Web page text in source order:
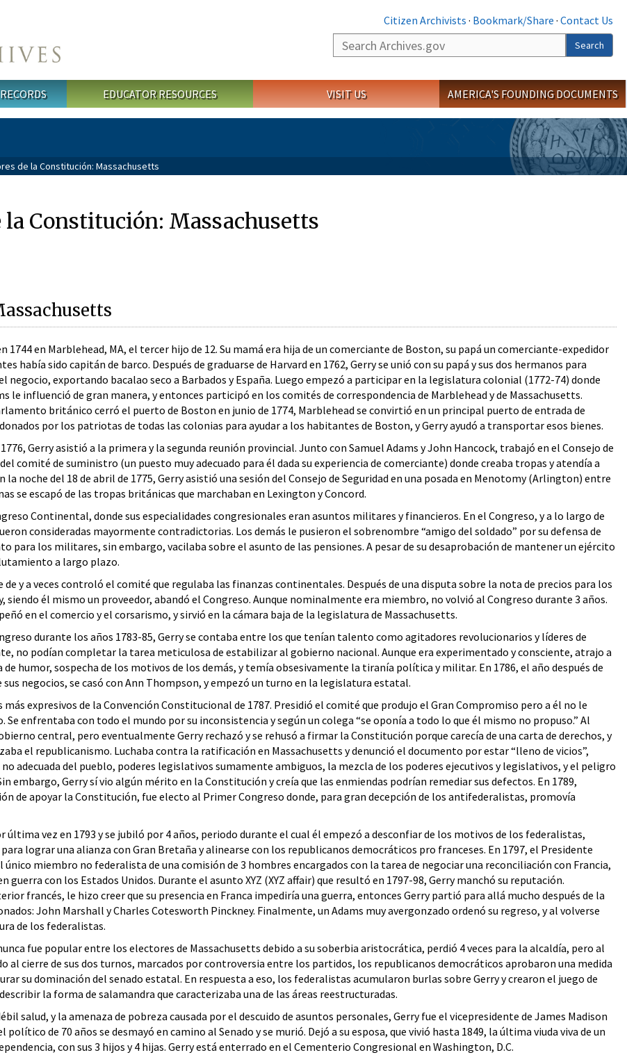
Citizen Archivists · Bookmark/Share · Contact Us
Search
Search
EDUCATOR RESOURCES VISIT US AMERICA'S FOUNDING DOCUMENTS
de la Constitución: Massachusetts
la Constitución: Massachusetts
1744 en Marblehead, MA, el tercer hijo de 12. Su mamá era hija de un comerciante de Boston, su papá un comerciante-expedidor
había sido capitán de barco. Después de graduarse de Harvard en 1762, Gerry se unió con su papá y sus dos hermanos para
negocio, exportando bacalao seco a Barbados y España. Luego empezó a participar en la legislatura colonial (1772-74) donde
le influenció de gran manera, y entonces participó en los comités de correspondencia de Marblehead y de Massachusetts.
británico cerró el puerto de Boston en junio de 1774, Marblehead se convirtió en un principal puerto de entrada de
por los patriotas de todas las colonias para ayudar a los habitantes de Boston, y Gerry ayudó a transportar esos bienes.
Gerry asistió a la primera y la segunda reunión provincial. Junto con Samuel Adams y John Hancock, trabajó en el Consejo de
comité de suministro (un puesto muy adecuado para él dada su experiencia de comerciante) donde creaba tropas y atendía a
noche del 18 de abril de 1775, Gerry asistió una sesión del Consejo de Seguridad en una posada en Menotomy (Arlington) entre
se escapó de las tropas británicas que marchaban en Lexington y Concord.
Continental, donde sus especialidades congresionales eran asuntos militares y financieros. En el Congreso, y a lo largo de
consideradas mayormente contradictorias. Los demás le pusieron el sobrenombre “amigo del soldado” por su defensa de
para los militares, sin embargo, vacilaba sobre el asunto de las pensiones. A pesar de su desaprobación de mantener un ejército
a largo plazo.
y a veces controló el comité que regulaba las finanzas continentales. Después de una disputa sobre la nota de precios para los
siendo él mismo un proveedor, abandó el Congreso. Aunque nominalmente era miembro, no volvió al Congreso durante 3 años.
en el comercio y el corsarismo, y sirvió en la cámara baja de la legislatura de Massachusetts.
durante los años 1783-85, Gerry se contaba entre los que tenían talento como agitadores revolucionarios y líderes de
no podían completar la tarea meticulosa de estabilizar al gobierno nacional. Aunque era experimentado y consciente, atrajo a
humor, sospecha de los motivos de los demás, y temía obsesivamente la tiranía política y militar. En 1786, el año después de
sus negocios, se casó con Ann Thompson, y empezó un turno en la legislatura estatal.
más expresivos de la Convención Constitucional de 1787. Presidió el comité que produjo el Gran Compromiso pero a él no le
enfrentaba con todo el mundo por su inconsistencia y según un colega “se oponía a todo lo que él mismo no propuso.” Al
central, pero eventualmente Gerry rechazó y se rehusó a firmar la Constitución porque carecía de una carta de derechos, y
el republicanismo. Luchaba contra la ratificación en Massachusetts y denunció el documento por estar “lleno de vicios”,
adecuada del pueblo, poderes legislativos sumamente ambiguos, la mezcla de los poderes ejecutivos y legislativos, y el peligro
embargo, Gerry sí vio algún mérito en la Constitución y creía que las enmiendas podrían remediar sus defectos. En 1789,
de apoyar la Constitución, fue electo al Primer Congreso donde, para gran decepción de los antifederalistas, promovía
última vez en 1793 y se jubiló por 4 años, periodo durante el cual él empezó a desconfiar de los motivos de los federalistas,
lograr una alianza con Gran Bretaña y alinearse con los republicanos democráticos pro franceses. En 1797, el Presidente
miembro no federalista de una comisión de 3 hombres encargados con la tarea de negociar una reconciliación con Francia,
guerra con los Estados Unidos. Durante el asunto XYZ (XYZ affair) que resultó en 1797-98, Gerry manchó su reputación.
francés, le hizo creer que su presencia en Franca impediría una guerra, entonces Gerry partió para allá mucho después de la
John Marshall y Charles Cotesworth Pinckney. Finalmente, un Adams muy avergonzado ordenó su regreso, y al volverse
de los federalistas.
fue popular entre los electores de Massachusetts debido a su soberbia aristocrática, perdió 4 veces para la alcaldía, pero al
al cierre de sus dos turnos, marcados por controversia entre los partidos, los republicanos democráticos aprobaron una medida
su dominación del senado estatal. En respuesta a eso, los federalistas acumularon burlas sobre Gerry y crearon el juego de
la forma de salamandra que caracterizaba una de las áreas reestructuradas.
salud, y la amenaza de pobreza causada por el descuido de asuntos personales, Gerry fue el vicepresidente de James Madison
político de 70 años se desmayó en camino al Senado y se murió. Dejó a su esposa, que vivió hasta 1849, la última viuda viva de un
con sus 3 hijos y 4 hijas. Gerry está enterrado en el Cementerio Congresional en Washington, D.C.